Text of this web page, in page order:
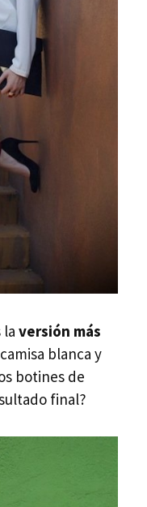
versión más
blanca y
botines de
final?